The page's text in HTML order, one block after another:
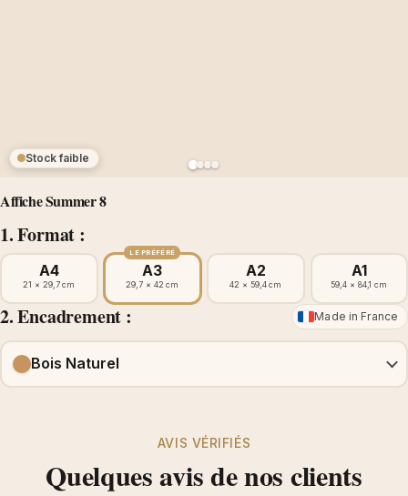
Affiche Summer 8
1. Format :
Stock faible
A4
21 × 29,7 cm
LE PRÉFÉRÉ
A3
29,7 × 42 cm
A2
42 × 59,4 cm
A1
59,4 × 84,1 cm
2. Encadrement : Made in France
Bois Naturel
AVIS VÉRIFIÉS
Quelques avis de nos clients